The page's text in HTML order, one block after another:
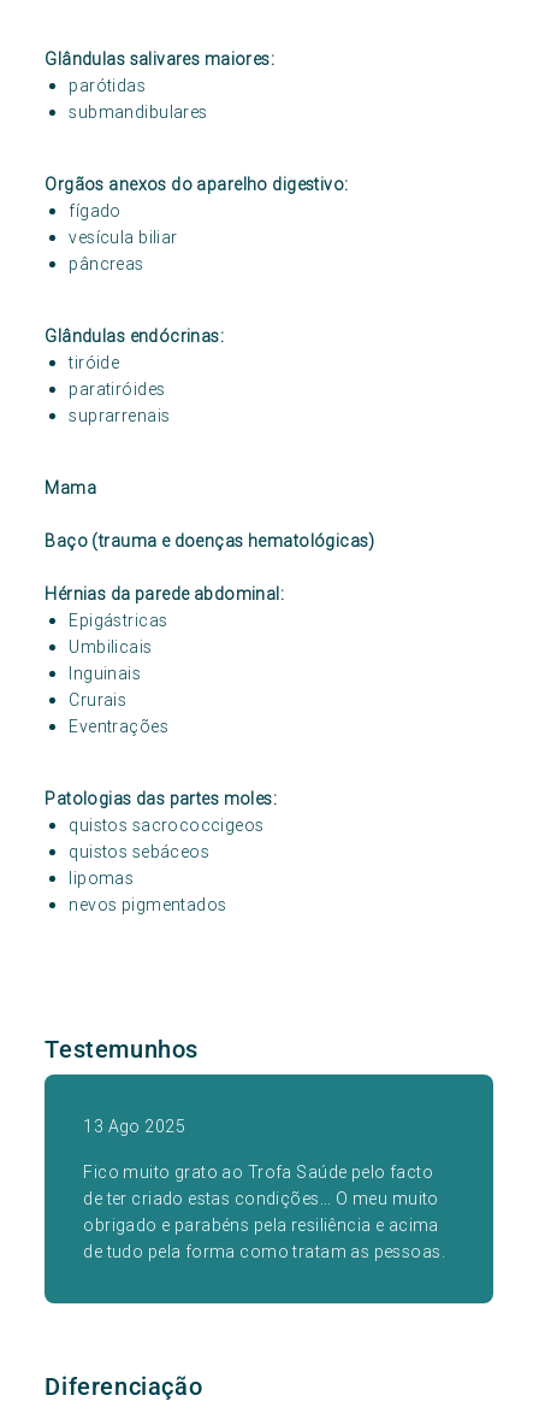
Glândulas salivares maiores:
parótidas
submandibulares
Orgãos anexos do aparelho digestivo:
fígado
vesícula biliar
pâncreas
Glândulas endócrinas:
tiróide
paratiróides
suprarrenais
Mama
Baço (trauma e doenças hematológicas)
Hérnias da parede abdominal:
Epigástricas
Umbilicais
Inguinais
Crurais
Eventrações
Patologias das partes moles:
quistos sacrococcigeos
quistos sebáceos
lipomas
nevos pigmentados
Testemunhos
13 Ago 2025
Fico muito grato ao Trofa Saúde pelo facto
de ter criado estas condições... O meu muito
obrigado e parabéns pela resiliência e acima
de tudo pela forma como tratam as pessoas.
Diferenciação